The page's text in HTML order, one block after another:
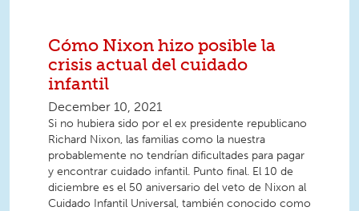
Cómo Nixon hizo posible la
crisis actual del cuidado
infantil
December 10, 2021
Si no hubiera sido por el ex presidente republicano
Richard Nixon, las familias como la nuestra
probablemente no tendrían dificultades para pagar
y encontrar cuidado infantil. Punto final. El 10 de
diciembre es el 50 aniversario del veto de Nixon al
Cuidado Infantil Universal, también conocido como